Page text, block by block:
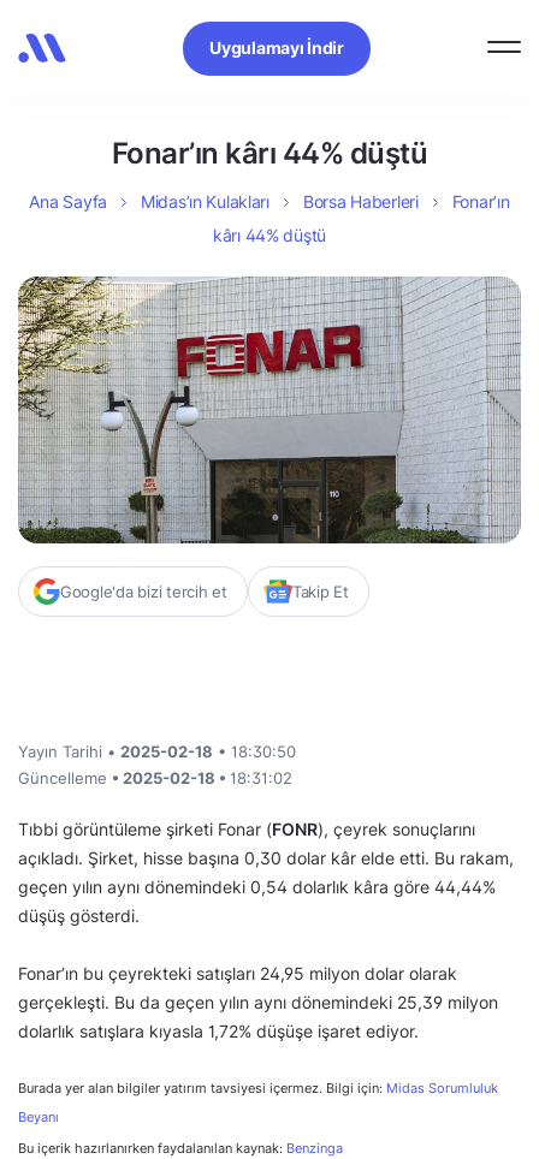
Uygulamayı İndir
Fonar’ın kârı 44% düştü
Ana Sayfa Midas’ın Kulakları Borsa Haberleri
Fonar’ın
kârı 44% düştü
Google'da bizi tercih et Takip Et
Yayın Tarihi • 2025-02-18 • 18:30:50
Güncelleme • 2025-02-18 • 18:31:02
Tıbbi görüntüleme şirketi Fonar (FONR), çeyrek sonuçlarını
açıkladı. Şirket, hisse başına 0,30 dolar kâr elde etti. Bu rakam,
geçen yılın aynı dönemindeki 0,54 dolarlık kâra göre 44,44%
düşüş gösterdi.
Fonar’ın bu çeyrekteki satışları 24,95 milyon dolar olarak
gerçekleşti. Bu da geçen yılın aynı dönemindeki 25,39 milyon
dolarlık satışlara kıyasla 1,72% düşüşe işaret ediyor.
Burada yer alan bilgiler yatırım tavsiyesi içermez. Bilgi için: Midas Sorumluluk
Beyanı
Bu içerik hazırlanırken faydalanılan kaynak: Benzinga